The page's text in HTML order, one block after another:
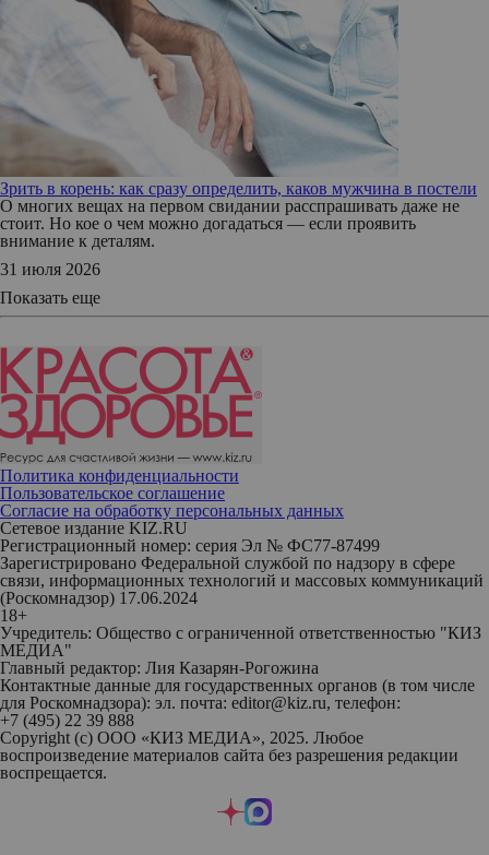
Зрить в корень: как сразу определить, каков мужчина в постели
О многих вещах на первом свидании расспрашивать даже не
стоит. Но кое о чем можно догадаться — если проявить
внимание к деталям.
31 июля 2026
Показать еще
Политика конфиденциальности
Пользовательское соглашение
Согласие на обработку персональных данных
Сетевое издание KIZ.RU
Регистрационный номер: серия Эл № ФС77-87499
Зарегистрировано Федеральной службой по надзору в сфере
связи, информационных технологий и массовых коммуникаций
(Роскомнадзор) 17.06.2024
18+
Учредитель: Общество с ограниченной ответственностью "КИЗ
МЕДИА"
Главный редактор: Лия Казарян-Рогожина
Контактные данные для государственных органов (в том числе
для Роскомнадзора): эл. почта: editor@kiz.ru, телефон:
+7 (495) 22 39 888
Copyright (с) ООО «КИЗ МЕДИА», 2025. Любое
воспроизведение материалов сайта без разрешения редакции
воспрещается.